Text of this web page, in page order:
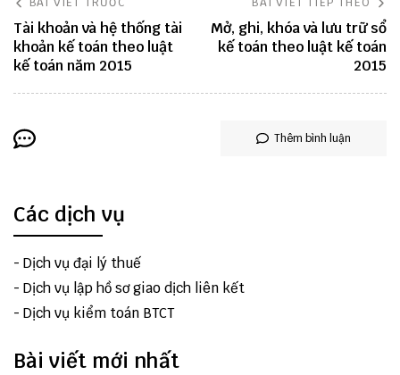
Tài khoản và hệ thống tài
khoản kế toán theo luật
kế toán năm 2015
Mở, ghi, khóa và lưu trữ sổ
kế toán theo luật kế toán
2015
Thêm bình luận
Các dịch vụ
- Dịch vụ đại lý thuế
- Dịch vụ lập hồ sơ giao dịch liên kết
- Dịch vụ kiểm toán BTCT
Bài viết mới nhất